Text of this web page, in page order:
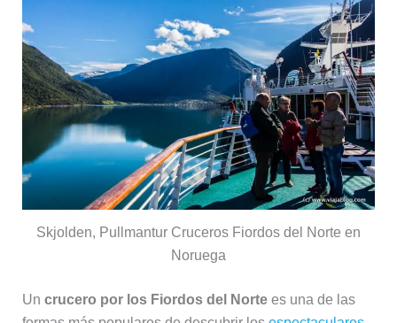
Skjolden, Pullmantur Cruceros Fiordos del Norte en
Noruega
Un crucero por los Fiordos del Nortees una de las